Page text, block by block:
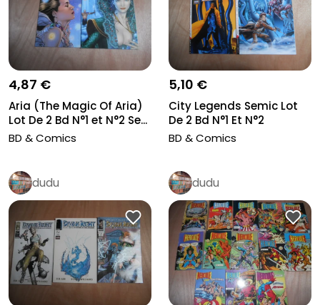
4,87 €
Aria (The Magic Of Aria)
Lot De 2 Bd N°1 et N°2 Se...
BD & Comics
5,10 €
City Legends Semic Lot
De 2 Bd N°1 Et N°2
Delcourt...
BD & Comics
dudu dudu